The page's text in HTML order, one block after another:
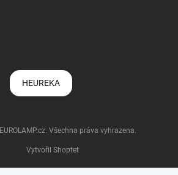
HEUREKA
Vytvořil Shoptet
EUROLAMP.cz. Všechna práva vyhrazena.